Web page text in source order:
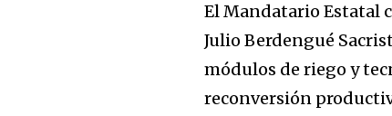
El Mandatario Estatal
Julio Berdengué
módulos de riego y
reconversión